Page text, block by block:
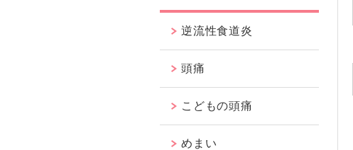
逆流性食道炎
頭痛
こどもの頭痛
めまい